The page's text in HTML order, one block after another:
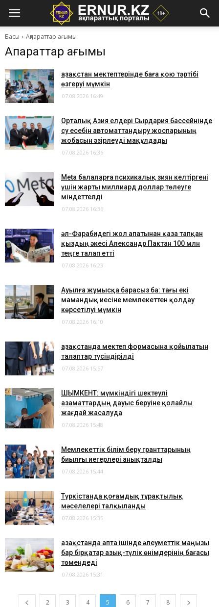
Басы Ақпараттар ағымы
Ақпараттар ағымы
Қазақстан мектептерінде баға қою тәртібі
өзгеруі мүмкін
07.08.2026 16:49
Орталық Азия елдері Сырдария бассейнінде
су есебін автоматтандыру жоспарының
жобасын әзірлеуді мақұлдады
07.08.2026 16:36
Meta балаларға психикалық зиян келтіргені
үшін жарты миллиард доллар төлеуге
міндеттелді
07.08.2026 16:36
әл-Фарабидегі жол апатынан қаза тапқан
қыздың әкесі Александр Пактан 100 млн
теңге талап етті
07.08.2026 16:23
Ауылға жұмысқа барасыз ба: тағы екі
мамандық иесіне мемлекеттен қолдау
көрсетілуі мүмкін
07.08.2026 16:10
Қазақстанда мектеп формасына қойылатын
талаптар түсіндірілді
07.08.2026 15:57
ШЫМКЕНТ: мүмкіндігі шектеулі
азаматтардың дауыс беруіне қолайлы
жағдай жасалуда
07.08.2026 15:48
Мемлекеттік білім беру гранттарының
биылғы иегерлері анықталды
07.08.2026 15:44
Түркістанда қоғамдық тұрақтылық
мәселелері талқыланды
07.08.2026 15:35
Қазақстанда апта ішінде әлеуметтік маңызы
бар бірқатар азық-түлік өнімдерінің бағасы
төмендеді
07.08.2026 15:31
2 3 4 5 6 7 8